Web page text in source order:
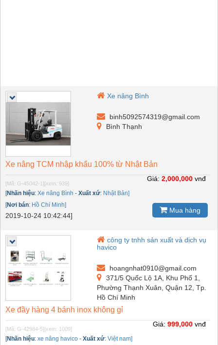
Xe nâng Bình
binh5092574319@gmail.com
Bình Thạnh
Xe nâng TCM nhập khẩu 100% từ Nhật Bản
[Mã: G-45042-1] [xem: 939]
[Nhãn hiệu: Xe nâng Bình - Xuất xứ: Nhật Bản]
[Nơi bán: Hồ Chí Minh]
2019-10-24 10:42:44]
Giá: 2,000,000 vnđ
Mua hàng
công ty tnhh sản xuất và dịch vụ
havico
hoangnhat0910@gmail.com
371/5 Quốc Lộ 1A, Khu Phố 1,
Phường Thạnh Xuân, Quận 12, Tp.
Hồ Chí Minh
Xe đầy hàng 4 bánh inox không gỉ
[Mã: G-42984-5] [xem: 1009]
[Nhãn hiệu: xe nâng havico - Xuất xứ: Việt nam]
Giá: 999,000 vnđ